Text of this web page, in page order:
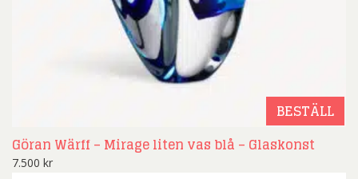
BESTÄLL
Göran Wärff – Mirage liten vas blå – Glaskonst
7.500 kr